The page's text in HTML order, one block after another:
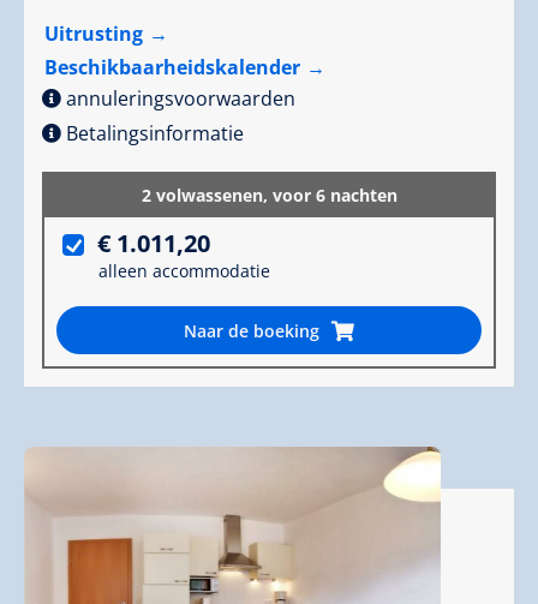
Uitrusting
Beschikbaarheidskalender
annuleringsvoorwaarden
Betalingsinformatie
2 volwassenen, voor 6 nachten
€ 1.011,20
alleen accommodatie
Naar de boeking